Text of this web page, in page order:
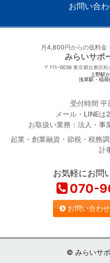
お問い合
月4,800円からの低料金
みらいサポ
〒111-0036 東京都台東区
上野駅
浅草駅・稲
受付時間
メール・LINEは
お取扱い業務：法人・事
起業・創業融資・節税・税務
計
お気軽にお問
070-
お問い合わ
© みらいサ